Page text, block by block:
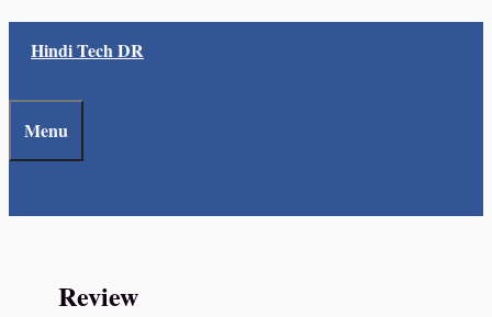
content
Hindi Tech DR
Menu
Review